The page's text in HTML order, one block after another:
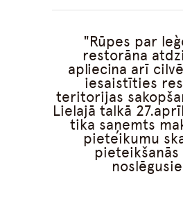
Rūpes par
restorāna
apliecina arī
iesaistīties
teritorijas
Lielajā talkā
tika saņemts
pieteikumu